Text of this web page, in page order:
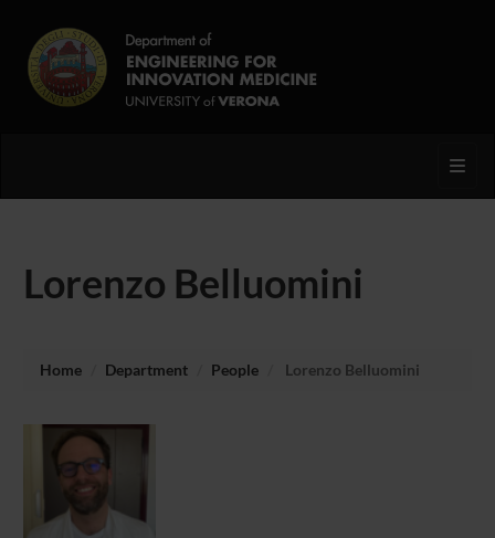
Lorenzo Belluomini
Home Department People Lorenzo Belluomini